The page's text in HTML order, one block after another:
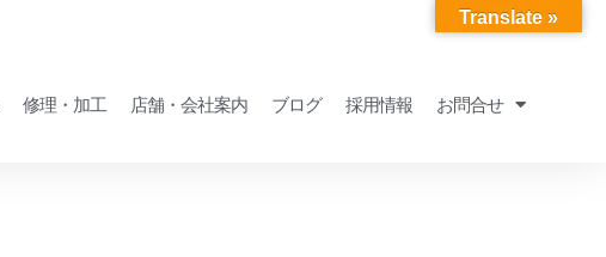
修理・加工 店舗・会社案内 ブログ 採用情報 お問合せ
Translate »